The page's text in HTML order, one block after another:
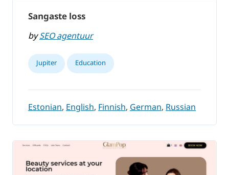
Sangaste loss
bySEO agentuur
Jupiter Education
Estonian, English, Finnish, German, Russian